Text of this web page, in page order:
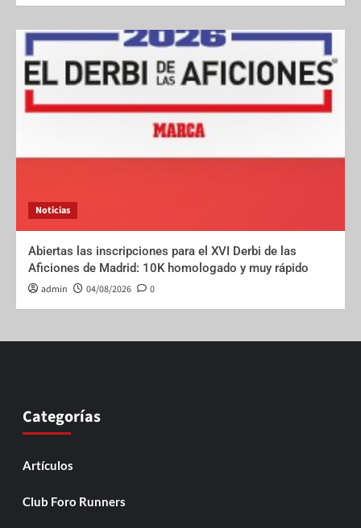
Noticias
Abiertas las inscripciones para el XVI Derbi de las
Aficiones de Madrid: 10K homologado y muy rápido
admin 04/08/2026 0
Categorías
Artículos
Club Foro Runners